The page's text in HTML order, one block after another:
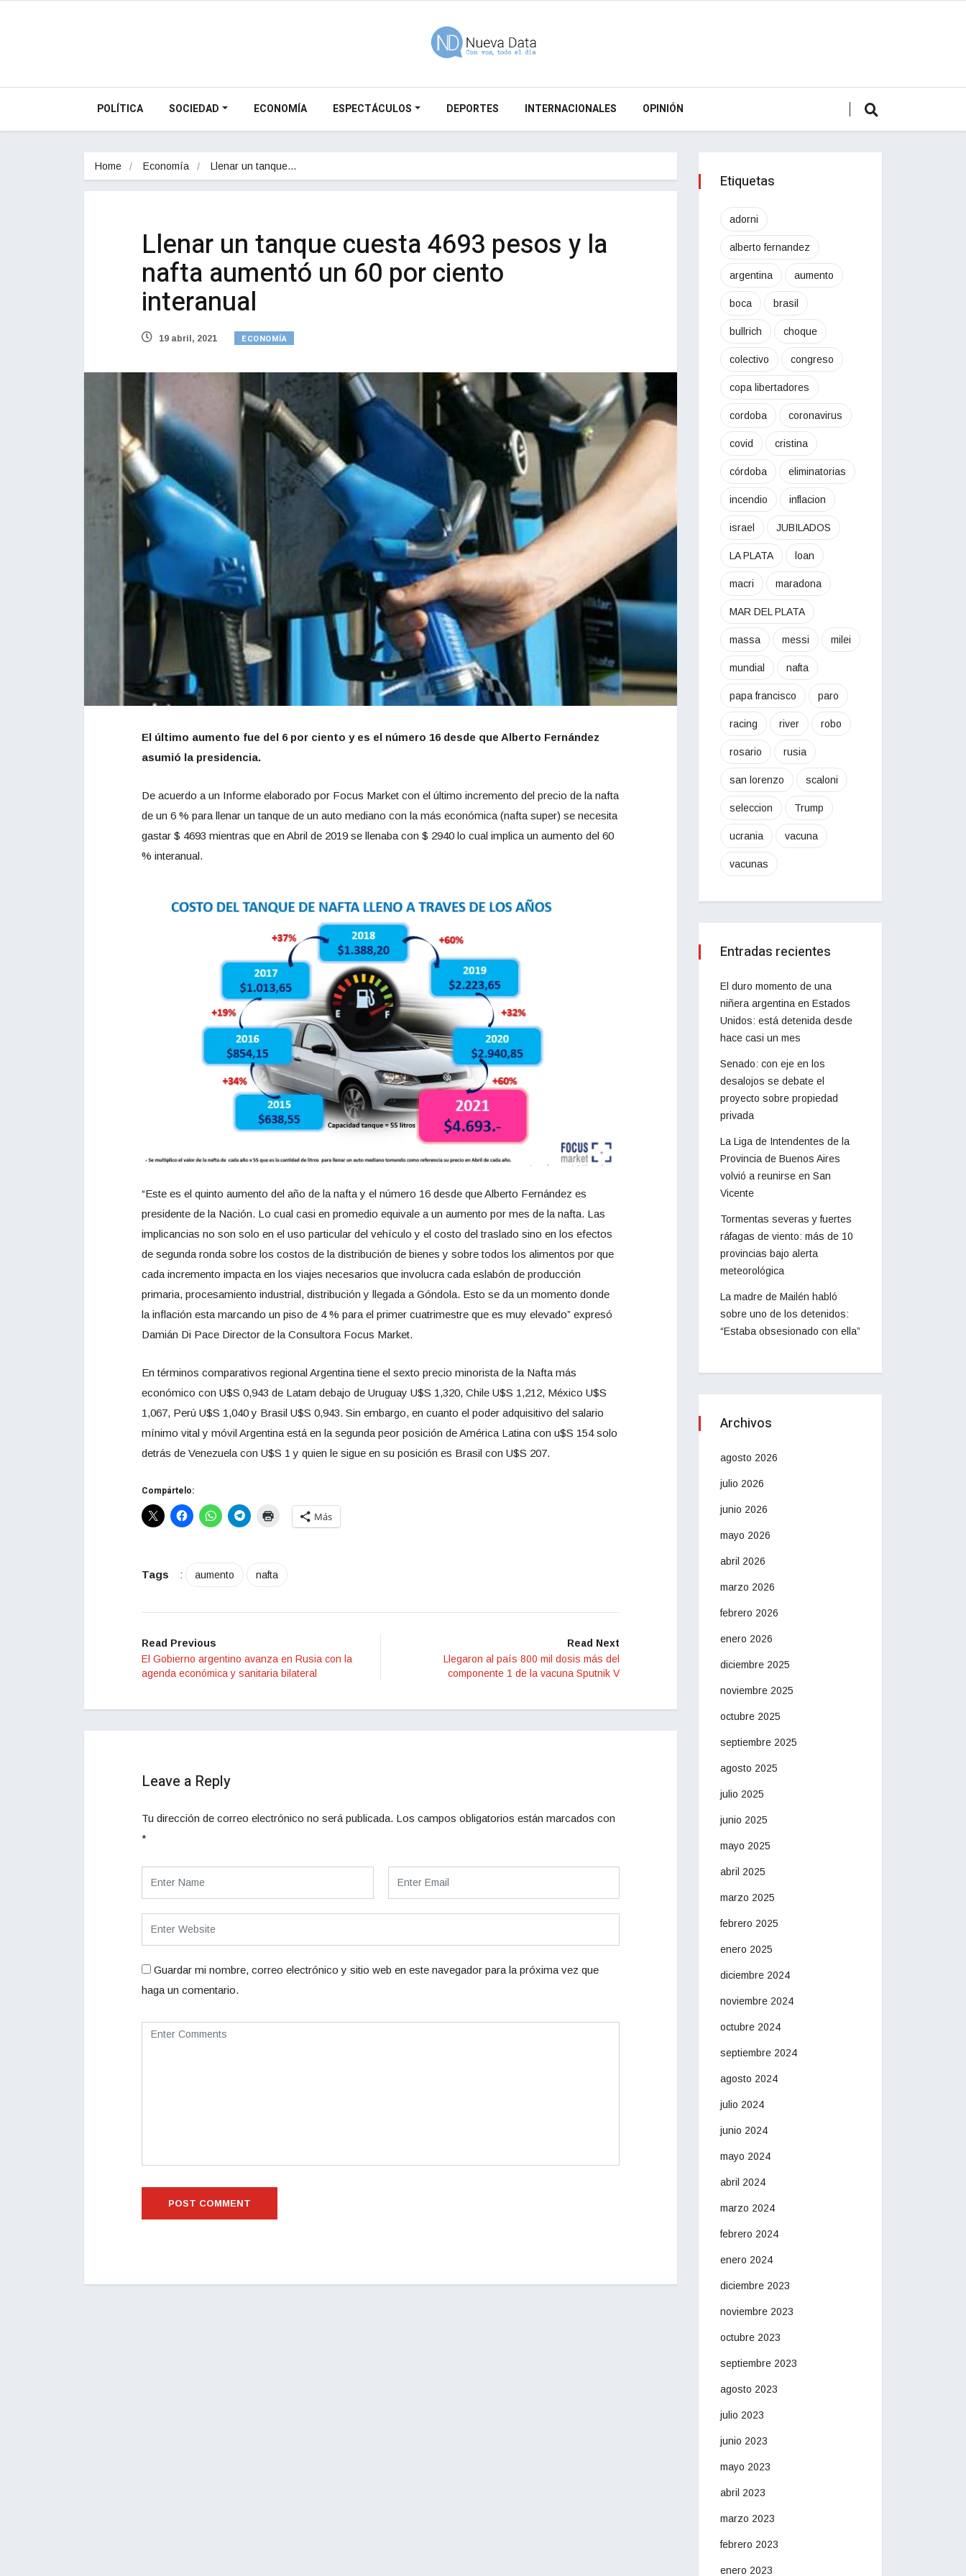
POLÍTICA SOCIEDAD ECONOMÍA ESPECTÁCULOS DEPORTES INTERNACIONALES OPINIÓN
Home Economía Llenar un tanque…
Llenar un tanque cuesta 4693 pesos y la
nafta aumentó un 60 por ciento
interanual
19 abril, 2021 ECONOMÍA
El último aumento fue del 6 por ciento y es el número 16 desde que Alberto Fernández
asumió la presidencia.
De acuerdo a un Informe elaborado por Focus Market con el último incremento del precio de la nafta
de un 6 % para llenar un tanque de un auto mediano con la más económica (nafta super) se necesita
gastar $ 4693 mientras que en Abril de 2019 se llenaba con $ 2940 lo cual implica un aumento del 60
% interanual.
“Este es el quinto aumento del año de la nafta y el número 16 desde que Alberto Fernández es
presidente de la Nación. Lo cual casi en promedio equivale a un aumento por mes de la nafta. Las
implicancias no son solo en el uso particular del vehículo y el costo del traslado sino en los efectos
de segunda ronda sobre los costos de la distribución de bienes y sobre todos los alimentos por que
cada incremento impacta en los viajes necesarios que involucra cada eslabón de producción
primaria, procesamiento industrial, distribución y llegada a Góndola. Esto se da un momento donde
la inflación esta marcando un piso de 4 % para el primer cuatrimestre que es muy elevado” expresó
Damián Di Pace Director de la Consultora Focus Market.
En términos comparativos regional Argentina tiene el sexto precio minorista de la Nafta más
económico con U$S 0,943 de Latam debajo de Uruguay U$S 1,320, Chile U$S 1,212, México U$S
1,067, Perú U$S 1,040 y Brasil U$S 0,943. Sin embargo, en cuanto el poder adquisitivo del salario
mínimo vital y móvil Argentina está en la segunda peor posición de América Latina con u$S 154 solo
detrás de Venezuela con U$S 1 y quien le sigue en su posición es Brasil con U$S 207.
Compártelo:
Más
Tags : aumento nafta
Read Previous
El Gobierno argentino avanza en Rusia con la
agenda económica y sanitaria bilateral
Read Next
Llegaron al país 800 mil dosis más del
componente 1 de la vacuna Sputnik V
Leave a Reply
Tu dirección de correo electrónico no será publicada. Los campos obligatorios están marcados con
*
Guardar mi nombre, correo electrónico y sitio web en este navegador para la próxima vez que
haga un comentario.
Etiquetas
adorni
alberto fernandez
argentina aumento
boca brasil
bullrich choque
colectivo congreso
copa libertadores
cordoba coronavirus
covid cristina
córdoba eliminatorias
incendio inflacion
israel JUBILADOS
LA PLATA loan
macri maradona
MAR DEL PLATA
massa messi milei
mundial nafta
papa francisco paro
racing river robo
rosario rusia
san lorenzo scaloni
seleccion Trump
ucrania vacuna
vacunas
Entradas recientes
El duro momento de una
niñera argentina en Estados
Unidos: está detenida desde
hace casi un mes
Senado: con eje en los
desalojos se debate el
proyecto sobre propiedad
privada
La Liga de Intendentes de la
Provincia de Buenos Aires
volvió a reunirse en San
Vicente
Tormentas severas y fuertes
ráfagas de viento: más de 10
provincias bajo alerta
meteorológica
La madre de Mailén habló
sobre uno de los detenidos:
“Estaba obsesionado con ella”
Archivos
agosto 2026
julio 2026
junio 2026
mayo 2026
abril 2026
marzo 2026
febrero 2026
enero 2026
diciembre 2025
noviembre 2025
octubre 2025
septiembre 2025
agosto 2025
julio 2025
junio 2025
mayo 2025
abril 2025
marzo 2025
febrero 2025
enero 2025
diciembre 2024
noviembre 2024
octubre 2024
septiembre 2024
agosto 2024
julio 2024
junio 2024
mayo 2024
abril 2024
marzo 2024
febrero 2024
enero 2024
diciembre 2023
noviembre 2023
octubre 2023
septiembre 2023
agosto 2023
julio 2023
junio 2023
mayo 2023
abril 2023
marzo 2023
febrero 2023
enero 2023